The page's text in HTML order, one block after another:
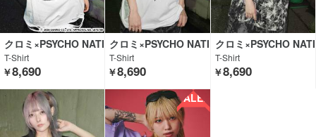
クロミ×PSYCHO NATI
ON
T-Shirt
￥8,690
クロミ×PSYCHO NATI
ON
T-Shirt
￥8,690
クロミ×PSYCHO NATI
ON
T-Shirt
￥8,690
SALE!!